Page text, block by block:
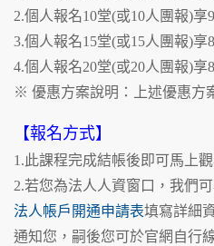
2.個人報名10堂(或10人團報)享
3.個人報名15堂(或15人團報)享
4.個人報名20堂(或20人團報)享
※ 優惠方案說明：上述優惠方
【報名方式】
1.此課程完成結帳後即可馬上
2.若您為法人人資窗口，我們
法人帳戶開通申請表填寫詳細
通知您，嗣後您可於官網自行